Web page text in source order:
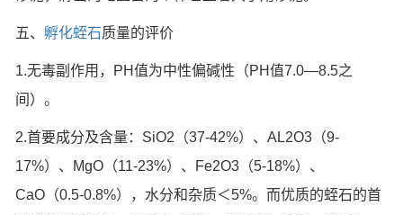
五、 孵化蛭石质量的评价
1.无毒副作用，PH值为中性偏碱性（PH值7.0—8.5之
间）。
2.首要成分及含量：SiO2（37-42%）、AL2O3（9-
17%）、MgO（11-23%）、Fe2O3（5-18%）、
CaO（0.5-0.8%），水分和杂质＜5%。而优质的蛭石的首